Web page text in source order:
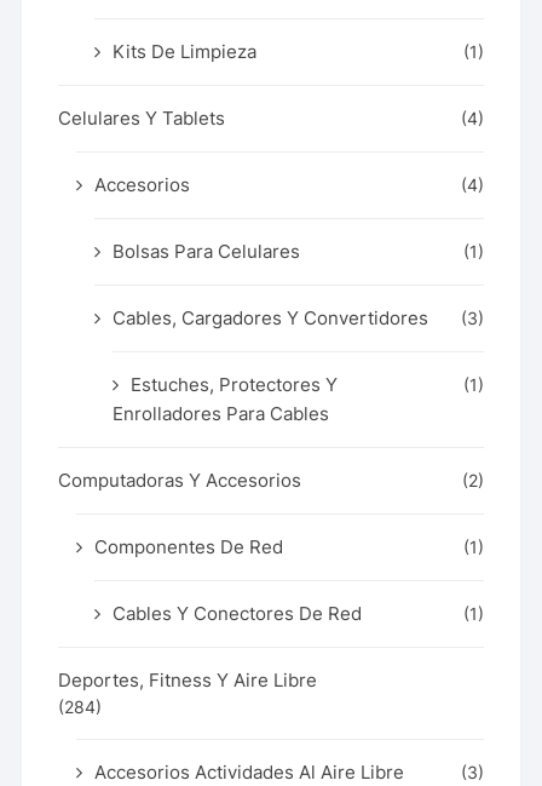
Kits De Limpieza (1)
Celulares Y Tablets (4)
Accesorios (4)
Bolsas Para Celulares (1)
Cables, Cargadores Y Convertidores (3)
Estuches, Protectores Y
Enrolladores Para Cables
(1)
Computadoras Y Accesorios (2)
Componentes De Red (1)
Cables Y Conectores De Red (1)
Deportes, Fitness Y Aire Libre
(284)
Accesorios Actividades Al Aire Libre (3)